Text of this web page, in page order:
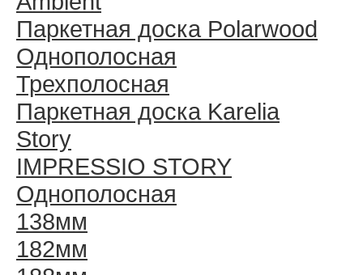
Паркетная доска Polarwood
Однополосная
Трехполосная
Паркетная доска Karelia
Story
IMPRESSIO STORY
Однополосная
138мм
182мм